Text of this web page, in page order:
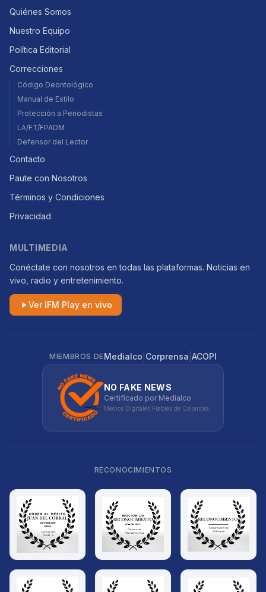
Quiénes Somos
Nuestro Equipo
Política Editorial
Correcciones
Código Deontológico
Manual de Estilo
Protección a Periodistas
LA/FT/FPADM
Defensor del Lector
Contacto
Paute con Nosotros
Términos y Condiciones
Privacidad
MULTIMEDIA
Conéctate con nosotros en todas las plataformas. Noticias en
vivo, radio y entretenimiento.
Ver IFM Play en vivo
MIEMBROS DEMedialco Corprensa ACOPI
NO FAKE NEWS
Certificado por Medialco
Medios Digitales Fiables de Colombia
RECONOCIMIENTOS